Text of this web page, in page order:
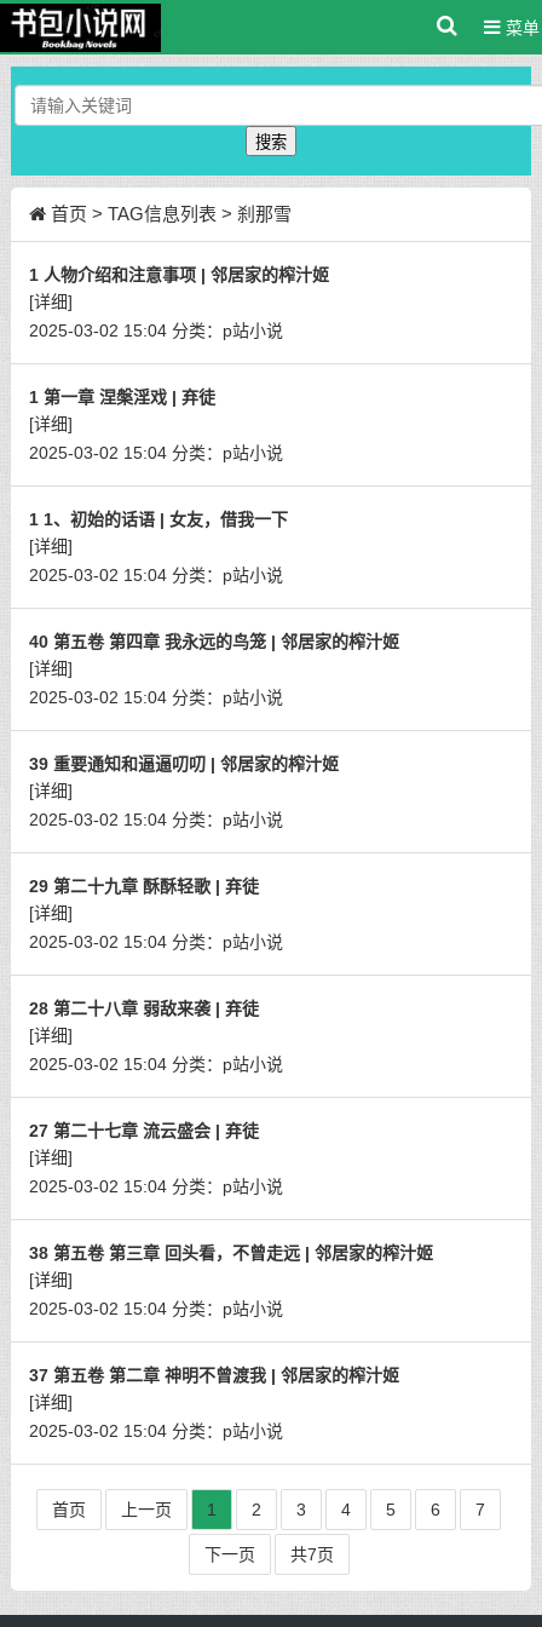
菜单
搜索
首页 > TAG信息列表 > 刹那雪
1 人物介绍和注意事项 | 邻居家的榨汁姬
[详细]
2025-03-02 15:04 分类： p站小说
1 第一章 涅槃淫戏 | 弃徒
[详细]
2025-03-02 15:04 分类： p站小说
1 1、初始的话语 | 女友，借我一下
[详细]
2025-03-02 15:04 分类： p站小说
40 第五卷 第四章 我永远的鸟笼 | 邻居家的榨汁姬
[详细]
2025-03-02 15:04 分类： p站小说
39 重要通知和逼逼叨叨 | 邻居家的榨汁姬
[详细]
2025-03-02 15:04 分类： p站小说
29 第二十九章 酥酥轻歌 | 弃徒
[详细]
2025-03-02 15:04 分类： p站小说
28 第二十八章 弱敌来袭 | 弃徒
[详细]
2025-03-02 15:04 分类： p站小说
27 第二十七章 流云盛会 | 弃徒
[详细]
2025-03-02 15:04 分类： p站小说
38 第五卷 第三章 回头看，不曾走远 | 邻居家的榨汁姬
[详细]
2025-03-02 15:04 分类： p站小说
37 第五卷 第二章 神明不曾渡我 | 邻居家的榨汁姬
[详细]
2025-03-02 15:04 分类： p站小说
首页 上一页 1 2 3 4 5 6 7
下一页 共7页